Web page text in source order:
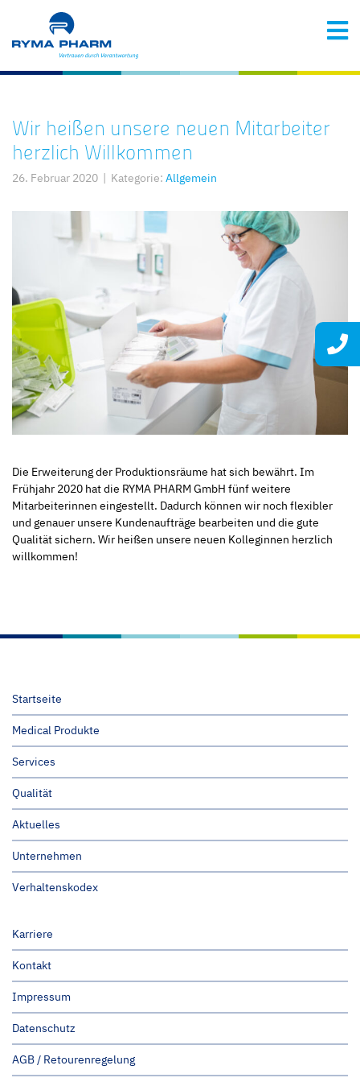
Wir heißen unsere neuen Mitarbeiter
herzlich Willkommen
26. Februar 2020 | Kategorie: Allgemein
Die Erweiterung der Produktionsräume hat sich bewährt. Im
Frühjahr 2020 hat die RYMA PHARM GmbH fünf weitere
Mitarbeiterinnen eingestellt. Dadurch können wir noch flexibler
und genauer unsere Kundenaufträge bearbeiten und die gute
Qualität sichern. Wir heißen unsere neuen Kolleginnen herzlich
willkommen!
Startseite
Medical Produkte
Services
Qualität
Aktuelles
Unternehmen
Verhaltenskodex
Karriere
Kontakt
Impressum
Datenschutz
AGB / Retourenregelung